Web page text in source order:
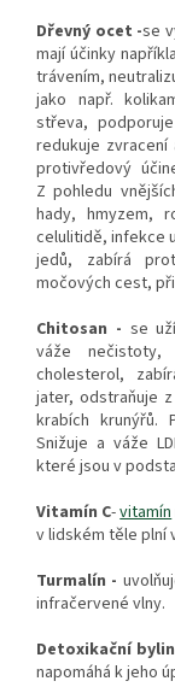
Dřevný ocet -se
mají účinky
trávením,
jako např.
střeva,
redukuje
protivředový
Z pohledu
hady, hmyzem,
celulitidě, infekce
jedů, zabírá
močových cest,
Chitosan - se
váže
cholesterol,
jater, odstraňuje
krabích krunýřů.
Snižuje a váže
které jsou v
Vitamín C-vitamín
v lidském těle plní
Turmalín -
infračervené vlny.
Detoxikační
napomáhá k jeho